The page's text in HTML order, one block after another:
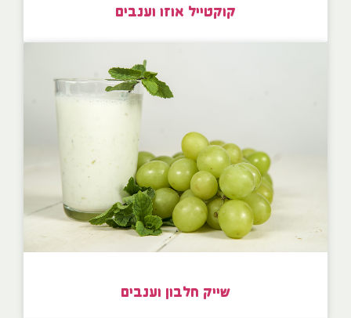
קוקטייל אוזו וענבים
שייק חלבון וענבים